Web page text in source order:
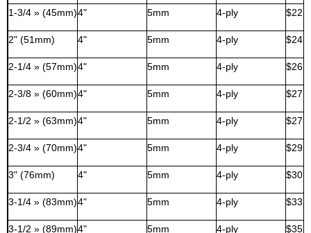
1-3/4 » (45mm)4" 5mm 4-ply
2" (51mm) 4" 5mm 4-ply
2-1/4 » (57mm)4" 5mm 4-ply
2-3/8 » (60mm)4" 5mm 4-ply
2-1/2 » (63mm)4" 5mm 4-ply
2-3/4 » (70mm)4" 5mm 4-ply
3" (76mm) 4" 5mm 4-ply
3-1/4 » (83mm)4" 5mm 4-ply
3-1/2 » (89mm)4" 5mm 4-ply